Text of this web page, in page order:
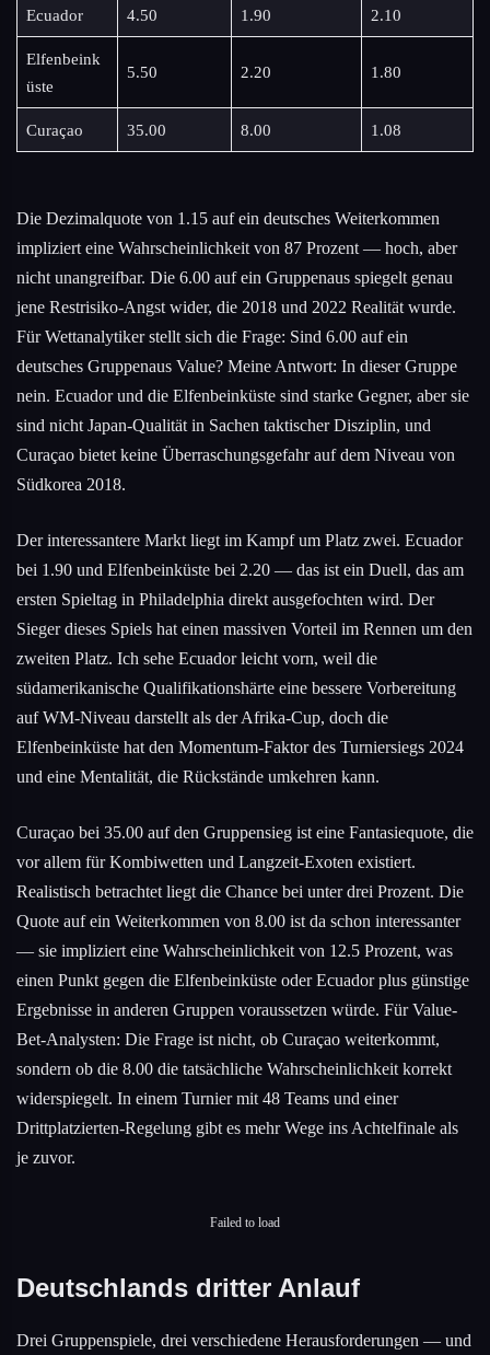
Ecuador 4.50 1.90 2.10
Elfenbeink
üste
5.50 2.20 1.80
Curaçao 35.00 8.00 1.08
Die Dezimalquote von 1.15 auf ein deutsches Weiterkommen
impliziert eine Wahrscheinlichkeit von 87 Prozent — hoch, aber
nicht unangreifbar. Die 6.00 auf ein Gruppenaus spiegelt genau
jene Restrisiko-Angst wider, die 2018 und 2022 Realität wurde.
Für Wettanalytiker stellt sich die Frage: Sind 6.00 auf ein
deutsches Gruppenaus Value? Meine Antwort: In dieser Gruppe
nein. Ecuador und die Elfenbeinküste sind starke Gegner, aber sie
sind nicht Japan-Qualität in Sachen taktischer Disziplin, und
Curaçao bietet keine Überraschungsgefahr auf dem Niveau von
Südkorea 2018.
Der interessantere Markt liegt im Kampf um Platz zwei. Ecuador
bei 1.90 und Elfenbeinküste bei 2.20 — das ist ein Duell, das am
ersten Spieltag in Philadelphia direkt ausgefochten wird. Der
Sieger dieses Spiels hat einen massiven Vorteil im Rennen um den
zweiten Platz. Ich sehe Ecuador leicht vorn, weil die
südamerikanische Qualifikationshärte eine bessere Vorbereitung
auf WM-Niveau darstellt als der Afrika-Cup, doch die
Elfenbeinküste hat den Momentum-Faktor des Turniersiegs 2024
und eine Mentalität, die Rückstände umkehren kann.
Curaçao bei 35.00 auf den Gruppensieg ist eine Fantasiequote, die
vor allem für Kombiwetten und Langzeit-Exoten existiert.
Realistisch betrachtet liegt die Chance bei unter drei Prozent. Die
Quote auf ein Weiterkommen von 8.00 ist da schon interessanter
— sie impliziert eine Wahrscheinlichkeit von 12.5 Prozent, was
einen Punkt gegen die Elfenbeinküste oder Ecuador plus günstige
Ergebnisse in anderen Gruppen voraussetzen würde. Für Value-
Bet-Analysten: Die Frage ist nicht, ob Curaçao weiterkommt,
sondern ob die 8.00 die tatsächliche Wahrscheinlichkeit korrekt
widerspiegelt. In einem Turnier mit 48 Teams und einer
Drittplatzierten-Regelung gibt es mehr Wege ins Achtelfinale als
je zuvor.
Failed to load
Deutschlands dritter Anlauf
Drei Gruppenspiele, drei verschiedene Herausforderungen — und